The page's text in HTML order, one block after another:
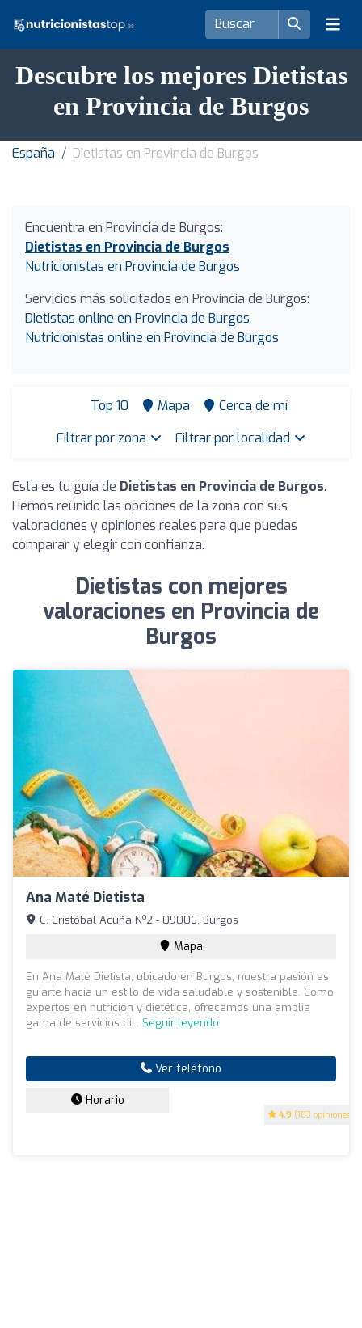
Descubre los mejores Dietistas
en Provincia de Burgos
España Dietistas en Provincia de Burgos
Encuentra en Provincia de Burgos:
Dietistas en Provincia de Burgos
Nutricionistas en Provincia de Burgos
Servicios más solicitados en Provincia de Burgos:
Dietistas online en Provincia de Burgos
Nutricionistas online en Provincia de Burgos
Top 10 Mapa
Cerca de mí
Filtrar por zona
Filtrar por localidad
Esta es tu guía de Dietistas en Provincia de Burgos.
Hemos reunido las opciones de la zona con sus
valoraciones y opiniones reales para que puedas
comparar y elegir con confianza.
Dietistas con mejores
valoraciones en Provincia de
Burgos
Ana Maté Dietista
4.9 (183 opiniones)
C. Cristóbal Acuña Nº2 - 09006, Burgos
Mapa
En Ana Maté Dietista, ubicado en Burgos, nuestra pasión es
guiarte hacia un estilo de vida saludable y sostenible. Como
expertos en nutrición y dietética, ofrecemos una amplia
gama de servicios di... Seguir leyendo
Ver teléfono
Horario